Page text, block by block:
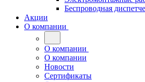
Беспроводная
Акции
О компании
О компании
О компании
Новости
Сертификаты